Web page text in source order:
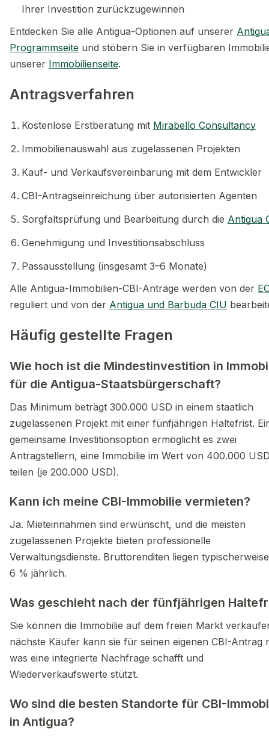
Ihrer Investition zurückzugewinnen
Entdecken Sie alle Antigua-Optionen auf unserer
Programmseite und stöbern Sie in verfügbaren
unserer Immobilienseite.
Antragsverfahren
Kostenlose Erstberatung mit Mirabello Consultancy
Immobilienauswahl aus zugelassenen Projekten
Kauf- und Verkaufsvereinbarung mit dem Entwickler
CBI-Antragseinreichung über autorisierten Agenten
Sorgfaltsprüfung und Bearbeitung durch die Antigua
Genehmigung und Investitionsabschluss
Passausstellung (insgesamt 3–6 Monate)
Alle Antigua-Immobilien-CBI-Anträge werden von der
reguliert und von der Antigua und Barbuda CIU
Häufig gestellte Fragen
Wie hoch ist die Mindestinvestition in
für die Antigua-Staatsbürgerschaft?
Das Minimum beträgt 300.000 USD in einem staatlich
zugelassenen Projekt mit einer fünfjährigen Haltefrist.
gemeinsame Investitionsoption ermöglicht es zwei
Antragstellern, eine Immobilie im Wert von 400.000
teilen (je 200.000 USD).
Kann ich meine CBI-Immobilie vermieten?
Ja. Mieteinnahmen sind erwünscht, und die meisten
zugelassenen Projekte bieten professionelle
Verwaltungsdienste. Bruttorenditen liegen
6 % jährlich.
Was geschieht nach der fünfjährigen
Sie können die Immobilie auf dem freien Markt
nächste Käufer kann sie für seinen eigenen CBI-Antrag
was eine integrierte Nachfrage schafft und
Wiederverkaufswerte stützt.
Wo sind die besten Standorte für CBI-
in Antigua?